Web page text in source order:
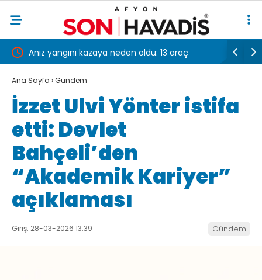
Anız yangını kazaya neden oldu: 13 araç
birbirine girdi
Ana Sayfa ›Gündem
İzzet Ulvi Yönter istifa
etti: Devlet
Bahçeli’den
“Akademik Kariyer”
açıklaması
Giriş: 28-03-2026 13:39 Gündem